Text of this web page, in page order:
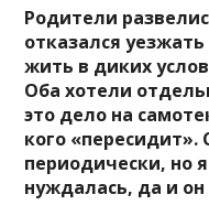
Родители
отказался
жить в диких
Оба хотели
это дело на
кого
периодически, но
нуждалась, да и